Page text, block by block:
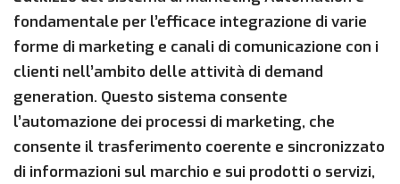
fondamentale per l’efficace integrazione di varie
forme di marketing e canali di comunicazione con i
clienti nell’ambito delle attività di demand
generation. Questo sistema consente
l’automazione dei processi di marketing, che
consente il trasferimento coerente e sincronizzato
di informazioni sul marchio e sui prodotti o servizi,